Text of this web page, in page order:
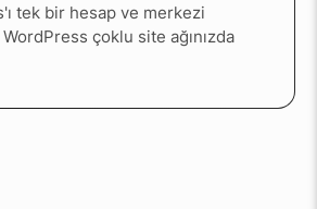
tek bir hesap ve merkezi
çoklu site ağınızda